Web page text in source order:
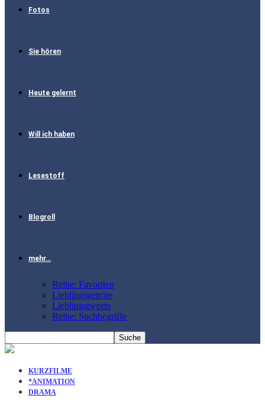
Fotos
Sie hören
Heute gelernt
Will ich haben
Lesestoff
Blogroll
mehr…
Reihe: Favoriten
Lieblingsgetröte
Lieblingstweets
Reihe: Suchbegriffe
KURZFILME
*ANIMATION
DRAMA